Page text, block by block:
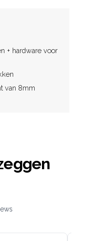
+ hardware voor
van 8mm